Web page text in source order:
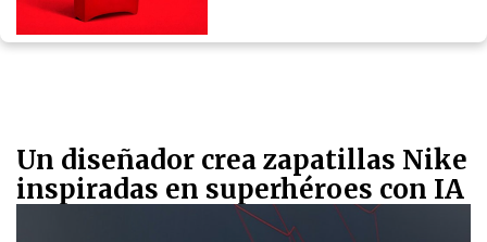
Un diseñador crea zapatillas Nike
inspiradas en superhéroes con IA